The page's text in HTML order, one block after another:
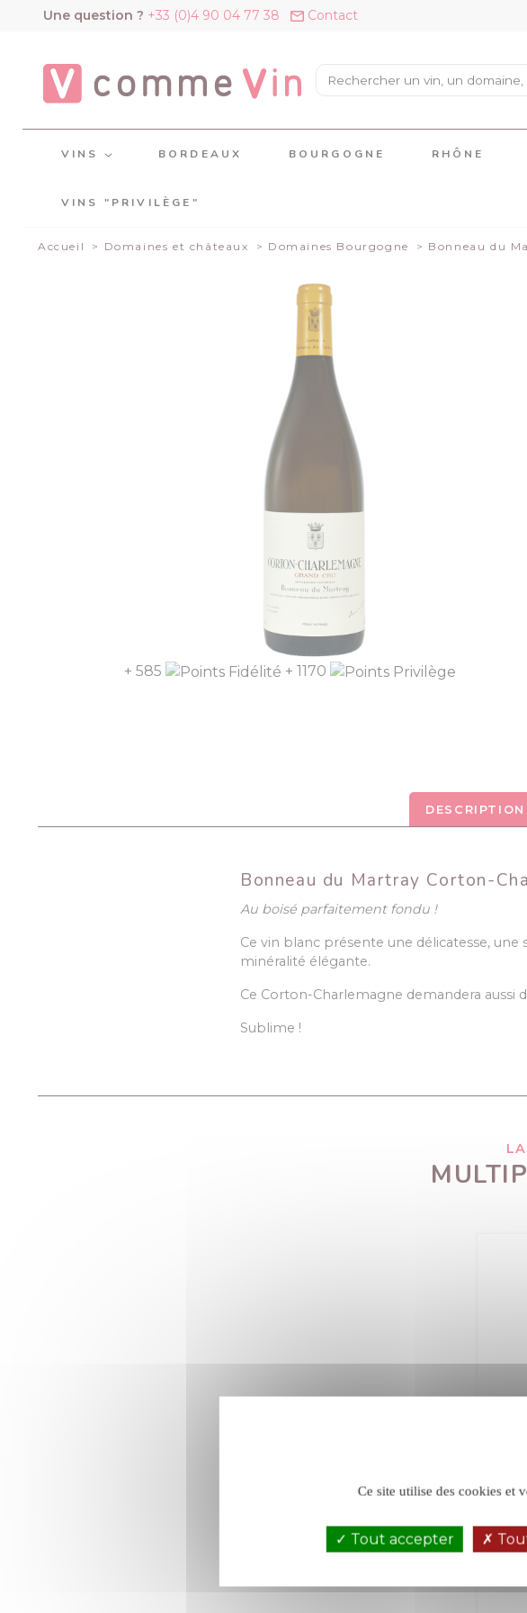
Une question ? +33 (0)4 90 04 77 38 Contact
VINS BORDEAUX BOURGOGNE RHÔNE
VINS "PRIVILÈGE"
Accueil Domaines et châteaux Domaines Bourgogne Bonneau du
+ 585 + 1170
DESCRIPTION
Bonneau du Martray Corton-
Au boisé parfaitement fondu !
Ce vin blanc présente une délicatesse,
minéralité élégante.
Ce Corton-Charlemagne demandera
Sublime !
Panneau de gestion des cookies
Ce site utilise des cookies et
Tout accepter